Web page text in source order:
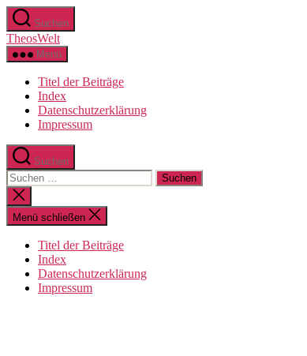
Zum
Inhalt
springen
Suchen
TheosWelt
Menü
Titel der Beiträge
Index
Datenschutzerklärung
Impressum
Suchen
Suchen
nach:
Suche
schließen
Menü schließen
Titel der Beiträge
Index
Datenschutzerklärung
Impressum